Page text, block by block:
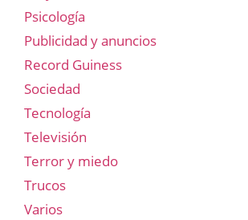
Psicología
Publicidad y anuncios
Record Guiness
Sociedad
Tecnología
Televisión
Terror y miedo
Trucos
Varios